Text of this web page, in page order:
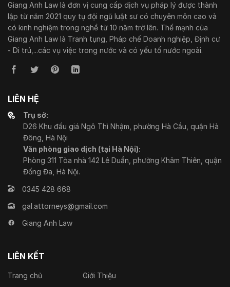
Giang Anh Law là đơn vị cung cấp dịch vụ pháp lý được thành
lập từ năm 2021 quy tụ đội ngũ luật sư có chuyên môn cao và
có kinh nghiệm trong nghề từ 10 năm trở lên. Thế mạnh của
Giang Anh Law là Tranh tụng, Pháp chế Doanh nghiệp, Định cư
- Di trú,...các vụ việc trong nước và có yếu tố nước ngoài.
LIÊN HỆ
Trụ sở:
D26 Khu đấu giá Ngô Thì Nhậm, phường Hà Cầu, quận Hà
Đông, Hà Nội
Văn phòng giao dịch (tại Hà Nội):
Phòng 311 Tòa nhà 142 Lê Duẩn, phường Khâm Thiên, quận
Đống Đa, Hà Nội.
0345 428 668
gal.attorneys@gmail.com
Giang Anh Law
LIÊN KẾT
Trang chủ Giới Thiệu